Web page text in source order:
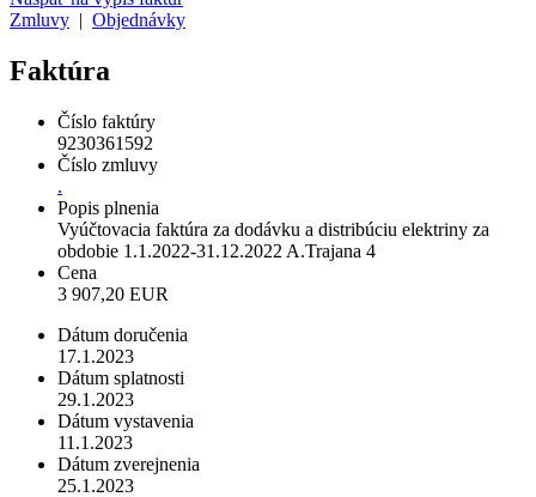
Zmluvy | Objednávky
Faktúra
Číslo faktúry
9230361592
Číslo zmluvy
.
Popis plnenia
Vyúčtovacia faktúra za dodávku a distribúciu elektriny za
obdobie 1.1.2022-31.12.2022 A.Trajana 4
Cena
3 907,20 EUR
Dátum doručenia
17.1.2023
Dátum splatnosti
29.1.2023
Dátum vystavenia
11.1.2023
Dátum zverejnenia
25.1.2023